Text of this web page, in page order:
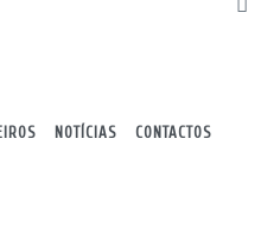
NOTÍCIAS CONTACTOS